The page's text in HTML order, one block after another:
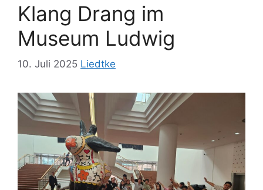
Klang Drang im
Museum Ludwig
10. Juli 2025 Liedtke